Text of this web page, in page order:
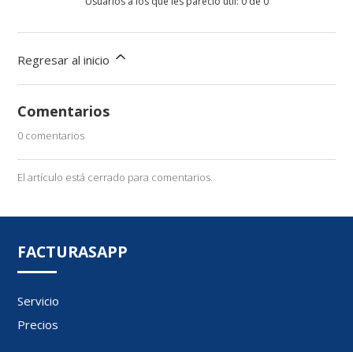
Regresar al inicio
Comentarios
0 comentarios
El artículo está cerrado para comentarios.
FACTURASAPP
Servicio
Precios